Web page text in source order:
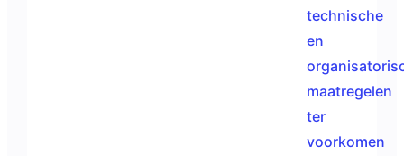
technische
en
maatregelen
ter
voorkomen